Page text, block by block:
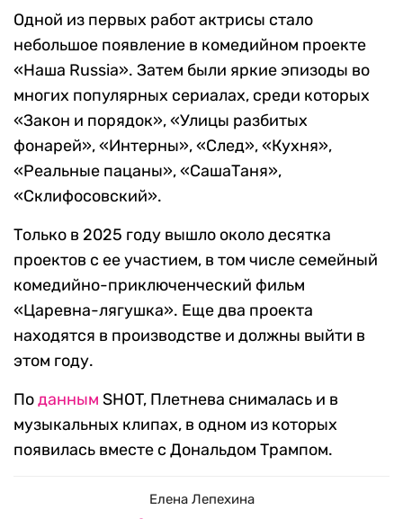
Одной из первых работ актрисы стало
небольшое появление в комедийном проекте
«Наша Russia». Затем были яркие эпизоды во
многих популярных сериалах, среди которых
«Закон и порядок», «Улицы разбитых
фонарей», «Интерны», «След», «Кухня»,
«Реальные пацаны», «СашаТаня»,
«Склифосовский».
Только в 2025 году вышло около десятка
проектов с ее участием, в том числе семейный
комедийно-приключенческий фильм
«Царевна-лягушка». Еще два проекта
находятся в производстве и должны выйти в
этом году.
Поданным SHOT, Плетнева снималась и в
музыкальных клипах, в одном из которых
появилась вместе с Дональдом Трампом.
Елена Лепехина